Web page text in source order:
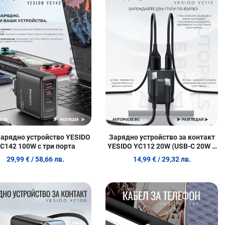
устройство YESIDO
100W с три порта
29,99 € / 58,66 лв.
Зарядно устройство за контакт
YESIDO YC112 20W (USB-C 20W и
USB-A 18W)
14,99 € / 29,32 лв.
любими Добави в любими
Сравни продукт